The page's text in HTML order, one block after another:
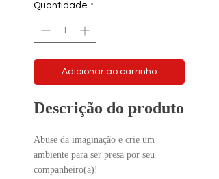
Quantidade *
Adicionar ao carrinho
Descrição do produto
Abuse da imaginação e crie um
ambiente para ser presa por seu
companheiro(a)!